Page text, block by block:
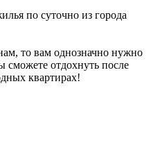
по суточно из города
то вам однозначно нужно
сможете отдохнуть после
квартирах!